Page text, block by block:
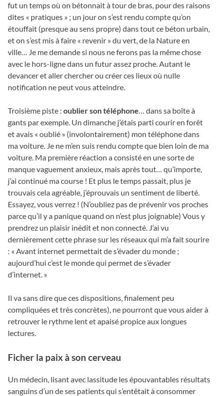
fut un temps où on bétonnait à tour de bras, pour des raisons
dites « pratiques » ; un jour on s’est rendu compte qu’on
étouffait (presque au sens propre) dans tout ce béton urbain,
et on s’est mis à faire « revenir » du vert, de la Nature en
ville… Je me demande si nous ne ferons pas la même chose
avec le hors-ligne dans un futur assez proche. Autant le
devancer et aller chercher ou créer ces lieux où nulle
notification ne peut vous atteindre.
Troisième piste : oublier son téléphone… dans sa boîte à
gants par exemple. Un dimanche j’étais parti courir en forêt
et avais « oublié » (involontairement) mon téléphone dans
ma voiture. Je ne m’en suis rendu compte que bien loin de ma
voiture. Ma première réaction a consisté en une sorte de
manque vaguement anxieux, mais après tout… qu’importe,
j’ai continué ma course ! Et plus le temps passait, plus je
trouvais cela agréable, j’éprouvais un sentiment de liberté.
Essayez, vous verrez ! (N’oubliez pas de prévenir vos proches
parce qu’il y a panique quand on n’est plus joignable) Vous y
prendrez un plaisir inédit et non connecté. J’ai vu
dernièrement cette phrase sur les réseaux qui m’a fait sourire
: « Avant internet permettait de s’évader du monde ;
aujourd’hui c’est le monde qui permet de s’évader
d’internet. »
Il va sans dire que ces dispositions, finalement peu
compliquées et très concrètes), ne pourront que vous aider à
retrouver le rythme lent et apaisé propice aux longues
lectures.
Ficher la paix à son cerveau
Un médecin, lisant avec lassitude les épouvantables résultats
sanguins d’un de ses patients qui s’entêtait à consommer